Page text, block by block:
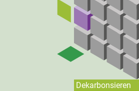
Dekarbonsieren